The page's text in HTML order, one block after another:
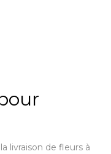
livraison de fleurs à